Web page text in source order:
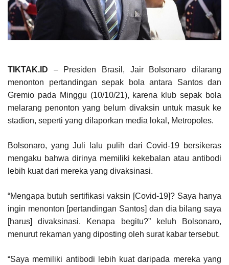
TIKTAK.ID – Presiden Brasil, Jair Bolsonaro dilarang
menonton pertandingan sepak bola antara Santos dan
Gremio pada Minggu (10/10/21), karena klub sepak bola
melarang penonton yang belum divaksin untuk masuk ke
stadion, seperti yang dilaporkan media lokal, Metropoles.
Bolsonaro, yang Juli lalu pulih dari Covid-19 bersikeras
mengaku bahwa dirinya memiliki kekebalan atau antibodi
lebih kuat dari mereka yang divaksinasi.
“Mengapa butuh sertifikasi vaksin [Covid-19]? Saya hanya
ingin menonton [pertandingan Santos] dan dia bilang saya
[harus] divaksinasi. Kenapa begitu?” keluh Bolsonaro,
menurut rekaman yang diposting oleh surat kabar tersebut.
“Saya memiliki antibodi lebih kuat daripada mereka yang